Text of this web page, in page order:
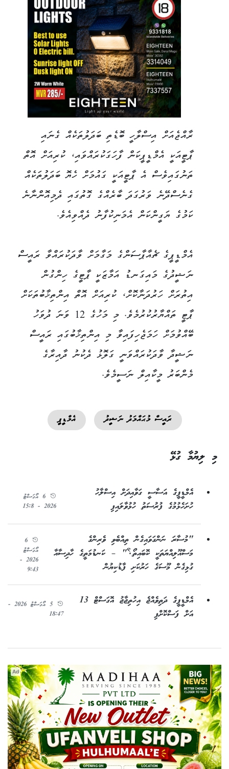
ރާއްޖެއަށް އިސްލާހީ ބޮޑެތި ބަދަލުތަކެއް ގެނައި
ޕާޓީއަކީ އެމްޑީޕީކަން ފާހަގަކުރައްވައި، ކުރިއަށް އޮތް
ތަނުގައިވެސް އެ ޕާޓީއަކީ ގައުމަށް ހެޔޮ ބަދަލުތަކެއް
ގެނެސްދޭނެ ވަރުގަދަ ބާރެއްގެ ގޮތުގައި ދެމިއޮންނާނެ
ކަމުގެ ޔަގީންކަން އެމަނިކުފާނު ދެއްވިއެވެ.
އެމްޑީޕީގެ ޗެއާޕާސަންގެ މަގާމަށް ވާދަކުރައްވާ ރައީސް
ނަޝީދުގެ މައިގަނޑު އަމާޒަކީ ޕާޓީގެ ހިންގުން
އިތުރަށް ހަރުދަނާކޮށް، ކުރިއަށް އޮތް އިންތިޚާބުތަކަށް
ޕާޓީ ތައްޔާރުކުރުމެވެ. މި މަހުގެ 12 ވަނަ ދުވަހު
ބޭއްވުމަށް ހަމަޖެހިފައިވާ މި އިންތިޚާބުގައި ރައީސް
ނަޝީދާ ވާދަކުރައްވަނީ ގަލޮޅު ދެކުނު ދާއިރާގެ
މެންބަރު މީކާއިލް ނަސީމެވެ.
ރައީސް މުޙައްމަދު ނަޝީދު އެމްޑީޕީ
މި ލިޔުމާ ގުޅޭ
އެމްޑީޕީގެ އަސާސީ ގަވާއިދަށް އިސްލާހު
ހުށަހެޅުމުގެ ފުރުސަތު ހުޅުވާލައިފި
6 އޯގަސްޓު
2026 - 15:8
"މުސާރަ ނަންގަވައިގެން ތިއްބެވި ވެރިންގެ
މަސްއޫލިއްޔަތަކީ ކޮބައިތޯ؟" – ކަނޑުމަތީގެ ހާދިސާއާ
ގުޅިގެން މޫސަގެ ހަރުކަށި ފާޑުކިޔުން
6
އޯގަސްޓު
2026 -
9:43
އެމްޑީޕީގެ ދަތިވެއްޖެ އިހުތިޖާޖު އޮގަސްޓް 13
އަށް ފަސްކޮށްފި
5 އޯގަސްޓު 2026 -
18:47
Ad